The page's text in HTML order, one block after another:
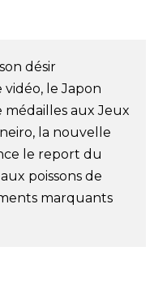
العربية
Русский
désir
vidéo, le Japon
aux Jeux
la nouvelle
le report du
poissons de
marquants